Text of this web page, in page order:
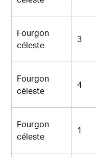
Fourgon
céleste
3
Fourgon
céleste
4
Fourgon
céleste
1